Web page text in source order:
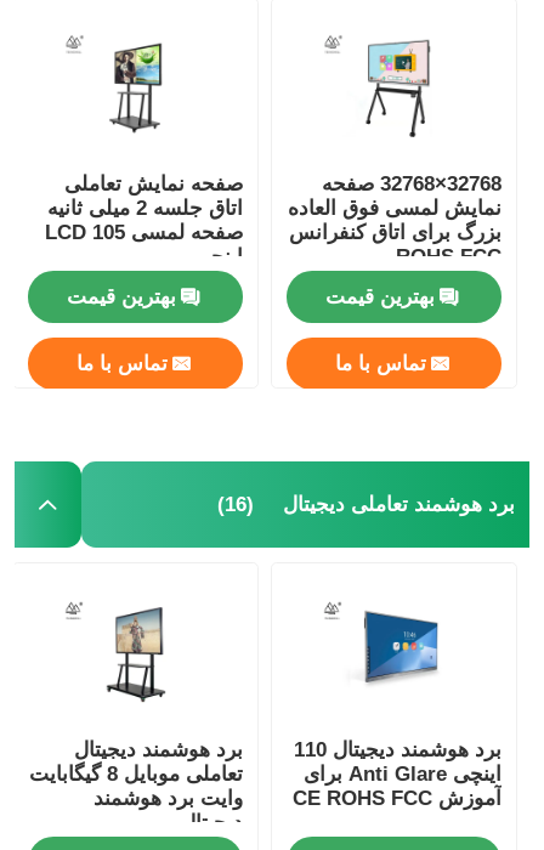
32768×32768 صفحه
نمایش لمسی فوق العاده
بزرگ برای اتاق کنفرانس
ROHS FCC
بهترین قیمت
تماس با ما
صفحه نمایش تعاملی
اتاق جلسه 2 میلی ثانیه
صفحه لمسی LCD 105
اینچی
بهترین قیمت
تماس با ما
برد هوشمند تعاملی دیجیتال (16)
برد هوشمند دیجیتال 110
اینچی Anti Glare برای
آموزش CE ROHS FCC
برد هوشمند دیجیتال
تعاملی موبایل 8 گیگابایت
وایت برد هوشمند
دیجیتال